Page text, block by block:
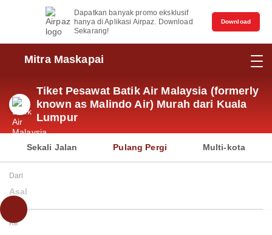
Dapatkan banyak promo eksklusif
hanya di Aplikasi Airpaz. Download
Sekarang!
Download
Mitra Maskapai
Tiket Pesawat Batik Air Malaysia (formerly
known as Malindo Air) Murah dari Kuala
Lumpur
Sekali Jalan Pulang Pergi Multi-kota
Dari
Asal
Ke